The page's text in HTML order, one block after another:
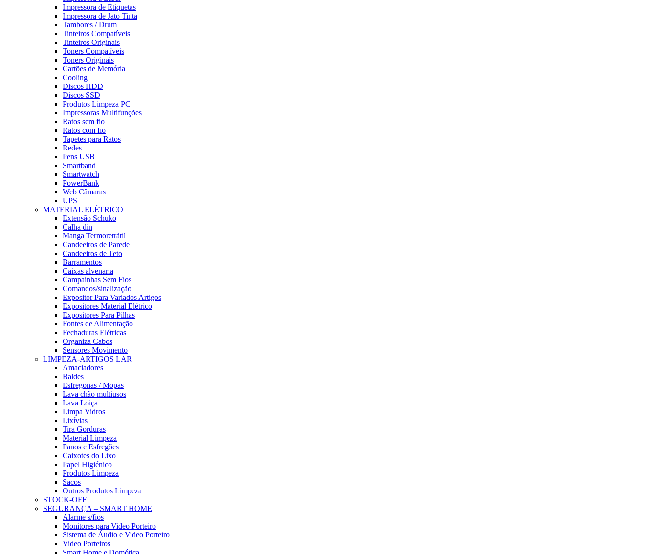
Impressora de Etiquetas
Impressora de Jato Tinta
Tambores / Drum
Tinteiros Compatíveis
Tinteiros Originais
Toners Compatíveis
Toners Originais
Cartões de Memória
Cooling
Discos HDD
Discos SSD
Produtos Limpeza PC
Impressoras Multifunções
Ratos sem fio
Ratos com fio
Tapetes para Ratos
Redes
Pens USB
Smartband
Smartwatch
PowerBank
Web Câmaras
UPS
MATERIAL ELÉTRICO
Extensão Schuko
Calha din
Manga Termoretrátil
Candeeiros de Parede
Candeeiros de Teto
Barramentos
Caixas alvenaria
Campainhas Sem Fios
Comandos/sinalização
Expositor Para Variados Artigos
Expositores Material Elétrico
Expositores Para Pilhas
Fontes de Alimentação
Fechaduras Elétricas
Organiza Cabos
Sensores Movimento
LIMPEZA-ARTIGOS LAR
Amaciadores
Baldes
Esfregonas / Mopas
Lava chão multiusos
Lava Loiça
Limpa Vidros
Lixívias
Tira Gorduras
Material Limpeza
Panos e Esfregões
Caixotes do Lixo
Papel Higiénico
Produtos Limpeza
Sacos
Outros Produtos Limpeza
STOCK-OFF
SEGURANÇA – SMART HOME
Alarme s/fios
Monitores para Video Porteiro
Sistema de Áudio e Video Porteiro
Video Porteiros
Smart Home e Domótica